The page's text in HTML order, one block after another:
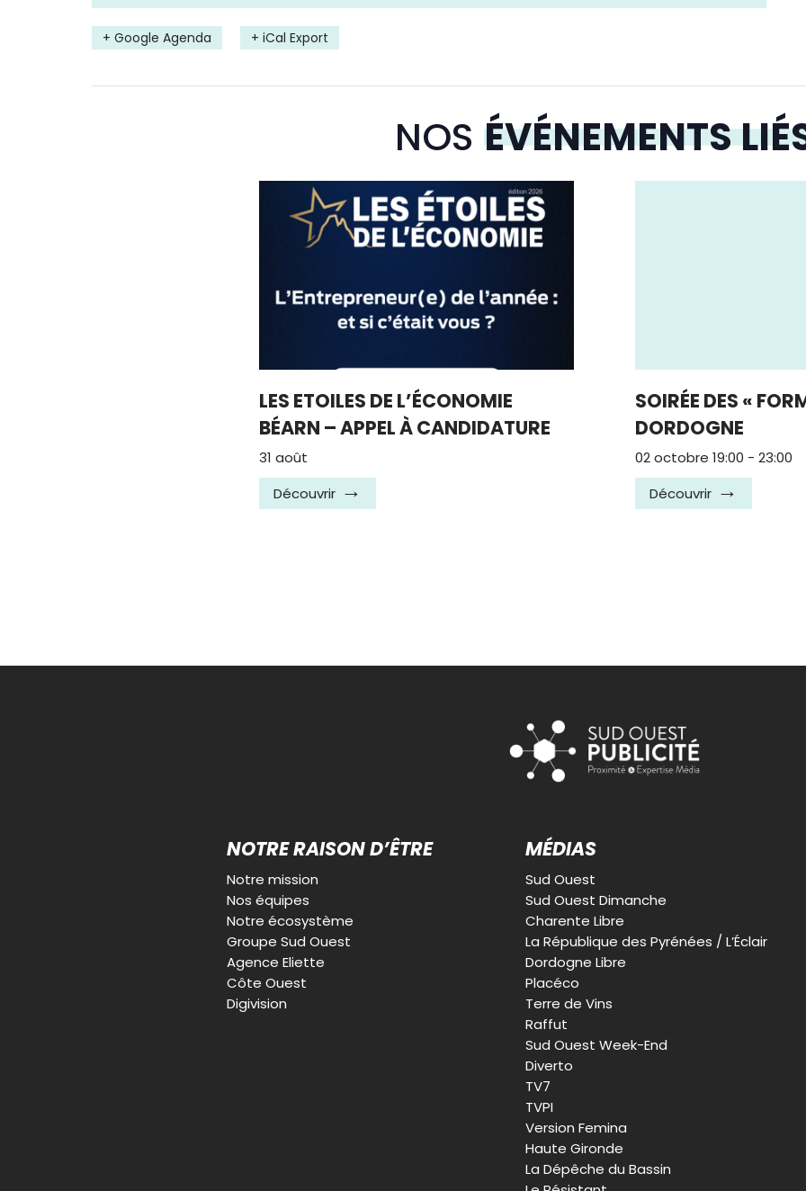
+ Google Agenda + iCal Export
NOS ÉVÉNEMENTS
LES ETOILES DE L’ÉCONOMIE
BÉARN – APPEL À CANDIDATURE
31 août
Découvrir
SOIRÉE DES «
DORDOGNE
02 octobre 19:00 - 23:00
Découvrir
NOTRE RAISON D’ÊTRE
Notre mission
Nos équipes
Notre écosystème
Groupe Sud Ouest
Agence Eliette
Côte Ouest
Digivision
MÉDIAS
Sud Ouest
Sud Ouest Dimanche
Charente Libre
La République des Pyrénées / L’Éclair
Dordogne Libre
Placéco
Terre de Vins
Raffut
Sud Ouest Week-End
Diverto
TV7
TVPI
Version Femina
Haute Gironde
La Dépêche du Bassin